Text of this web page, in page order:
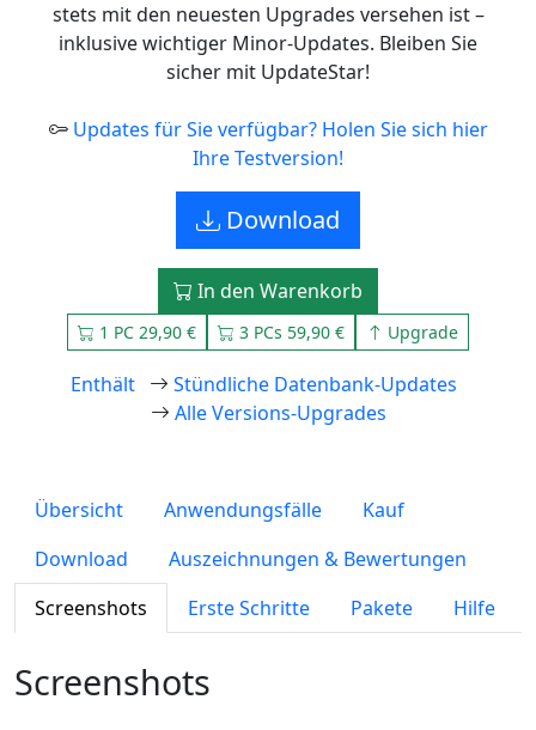
stets mit den neuesten Upgrades versehen ist –
inklusive wichtiger Minor-Updates. Bleiben Sie
sicher mit UpdateStar!
Updates für Sie verfügbar? Holen Sie sich hier
Ihre Testversion!
Download
In den Warenkorb
1 PC 29,90 € 3 PCs 59,90 € Upgrade
Enthält
Stündliche Datenbank-Updates
Alle Versions-Upgrades
Übersicht Anwendungsfälle
Kauf
Download
Auszeichnungen & Bewertungen
Screenshots
Erste Schritte Pakete Hilfe
Screenshots